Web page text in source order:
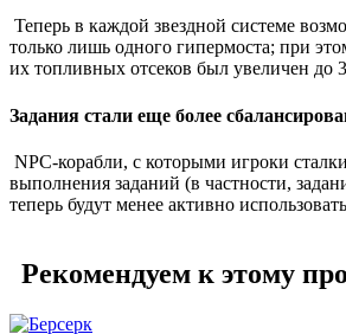
Теперь в каждой звездной системе
только лишь одного гипермоста; при
их топливных отсеков был увеличен до
Задания стали еще более
NPC-корабли, с которыми игроки
выполнения заданий (в частности,
теперь будут менее активно
Рекомендуем к этому